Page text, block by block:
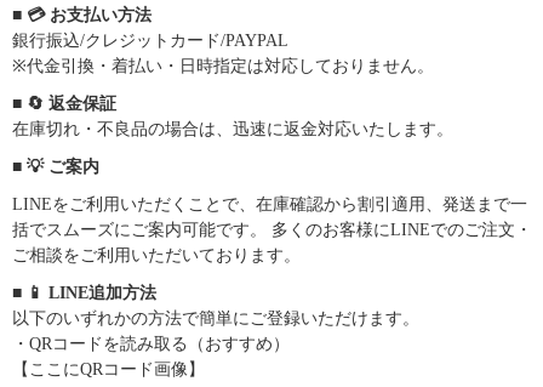
■ 💳 お支払い方法
銀行振込/クレジットカード/PAYPAL
※代金引換・着払い・日時指定は対応しておりません。
■ 🔄 返金保証
在庫切れ・不良品の場合は、迅速に返金対応いたします。
■ 💡 ご案内
LINEをご利用いただくことで、在庫確認から割引適用、発送まで一
括でスムーズにご案内可能です。 多くのお客様にLINEでのご注文・
ご相談をご利用いただいております。
■ 📱 LINE追加方法
以下のいずれかの方法で簡単にご登録いただけます。
・QRコードを読み取る（おすすめ）
【ここにQRコード画像】